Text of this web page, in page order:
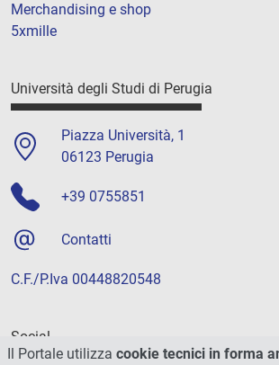
Merchandising e shop
5xmille
Università degli Studi di Perugia
Piazza Università, 1
06123 Perugia
+39 0755851
Contatti
C.F./P.Iva 00448820548
Social
Il Portale utilizza cookie tecnici in forma